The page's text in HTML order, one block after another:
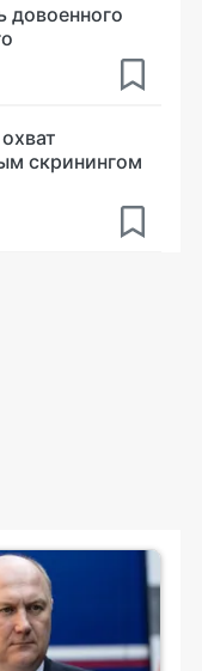
довоенного
скринингом